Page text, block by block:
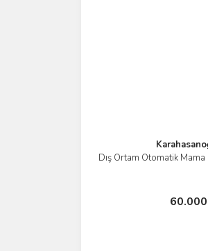
Dış Ortam Otomatik